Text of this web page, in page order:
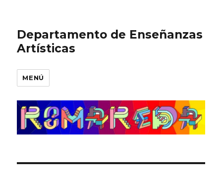
Departamento de Enseñanzas
Artísticas
MENÚ